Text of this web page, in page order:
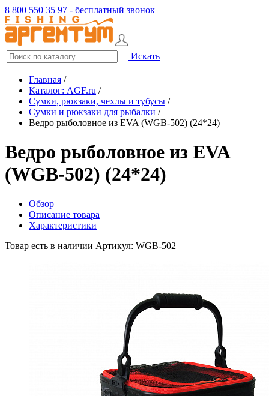
8 800 550 35 97 - бесплатный звонок
Искать
Главная /
Каталог: AGF.ru /
Сумки, рюкзаки, чехлы и тубусы /
Сумки и рюкзаки для рыбалки /
Ведро рыболовное из EVA (WGB-502) (24*24)
Ведро рыболовное из EVA
(WGB-502) (24*24)
Обзор
Описание товара
Характеристики
Товар есть в наличии Артикул: WGB-502